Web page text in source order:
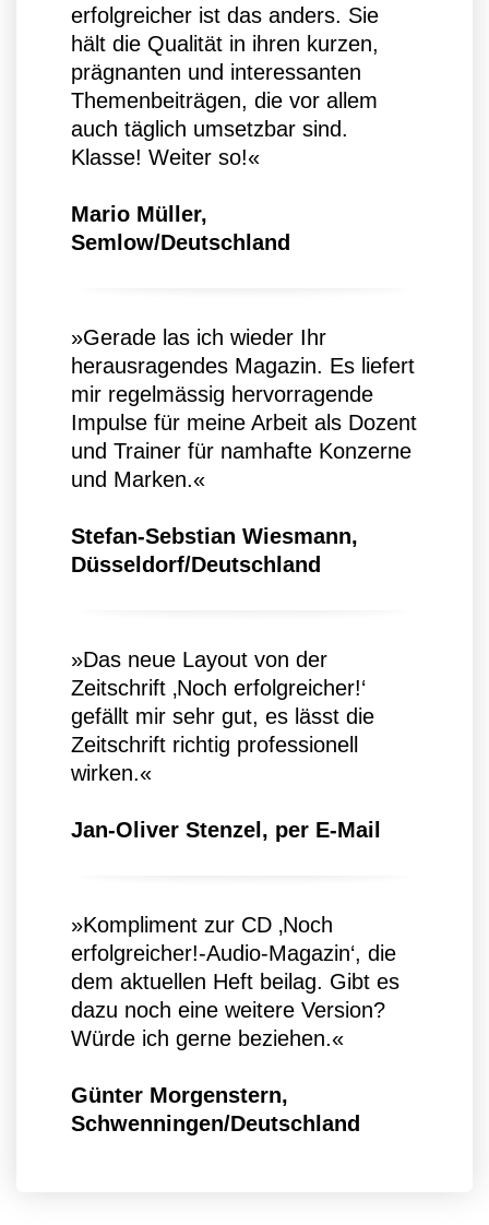
erfolgreicher ist das anders. Sie
hält die Qualität in ihren kurzen,
prägnanten und interessanten
Themenbeiträgen, die vor allem
auch täglich umsetzbar sind.
Klasse! Weiter so!«
Mario Müller,
Semlow/Deutschland
»Gerade las ich wieder Ihr
herausragendes Magazin. Es liefert
mir regelmässig hervorragende
Impulse für meine Arbeit als Dozent
und Trainer für namhafte Konzerne
und Marken.«
Stefan-Sebstian Wiesmann,
Düsseldorf/Deutschland
»Das neue Layout von der
Zeitschrift ‚Noch erfolgreicher!‘
gefällt mir sehr gut, es lässt die
Zeitschrift richtig professionell
wirken.«
Jan-Oliver Stenzel, per E-Mail
»Kompliment zur CD ‚Noch
erfolgreicher!-Audio-Magazin‘, die
dem aktuellen Heft beilag. Gibt es
dazu noch eine weitere Version?
Würde ich gerne beziehen.«
Günter Morgenstern,
Schwenningen/Deutschland